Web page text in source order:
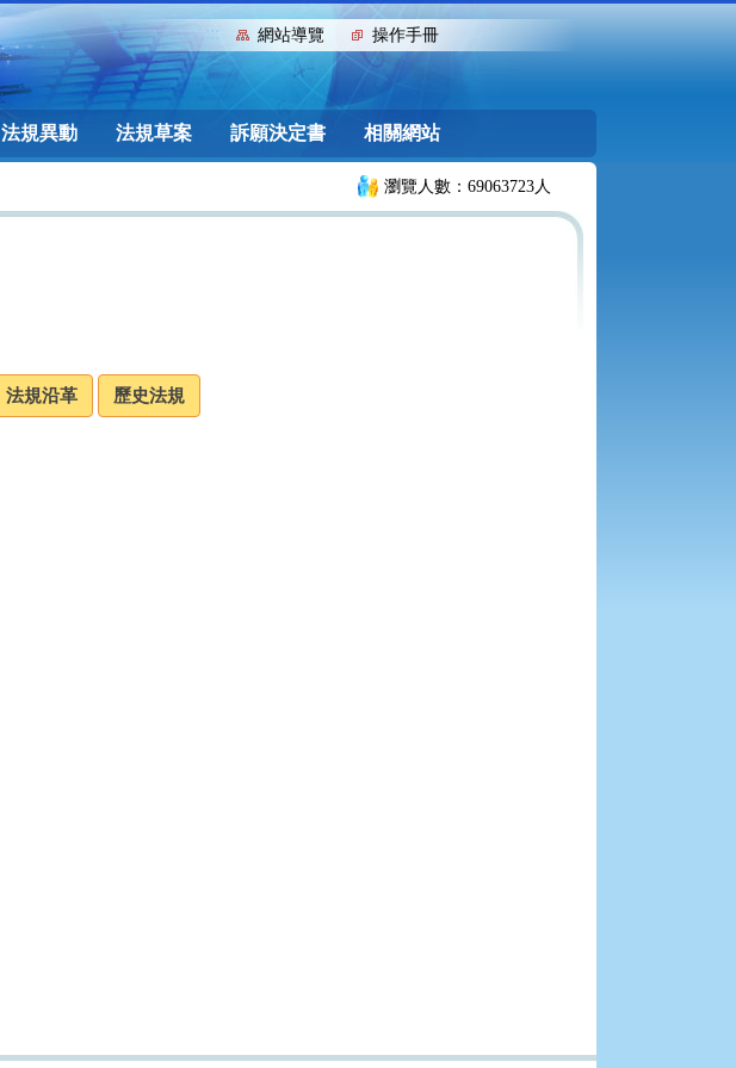
::: 網站導覽 操作手冊
法規異動 法規草案 訴願決定書 相關網站
瀏覽人數：69063723人